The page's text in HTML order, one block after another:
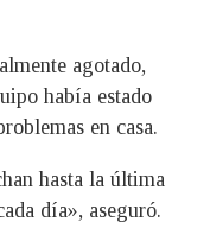
agotado,
había estado
en casa.
hasta la última
día», aseguró.